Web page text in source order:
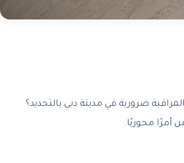
ضرورية في مدينة دبي بالتحديد؟
أمرًا محوريًا.